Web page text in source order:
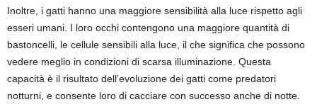
Inoltre, i gatti hanno una maggiore sensibilità alla luce rispetto agli
esseri umani. I loro occhi contengono una maggiore quantità di
bastoncelli, le cellule sensibili alla luce, il che significa che possono
vedere meglio in condizioni di scarsa illuminazione. Questa
capacità è il risultato dell’evoluzione dei gatti come predatori
notturni, e consente loro di cacciare con successo anche di notte.